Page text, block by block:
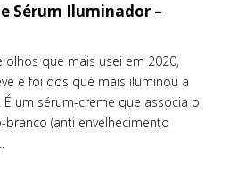
Sérum Iluminador –
que mais usei em 2020,
e foi dos que mais iluminou a
um sérum-creme que associa o
(anti envelhecimento